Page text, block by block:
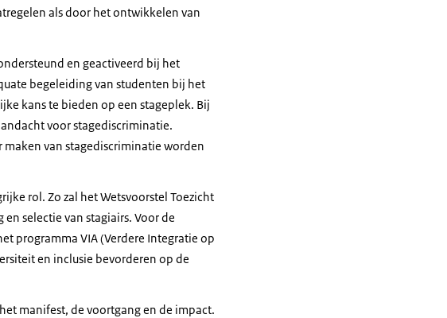
als door het ontwikkelen van
en geactiveerd bij het
begeleiding van studenten bij het
kans te bieden op een stageplek. Bij
voor stagediscriminatie.
van stagediscriminatie worden
rol. Zo zal het Wetsvoorstel Toezicht
selectie van stagiairs. Voor de
programma VIA (Verdere Integratie op
en inclusie bevorderen op de
manifest, de voortgang en de impact.